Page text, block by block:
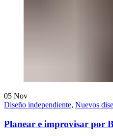
05 Nov
Diseño independiente, Nuevos
Planear e improvisar por